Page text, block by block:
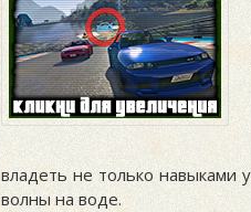
владеть не только навыками
волны на воде.